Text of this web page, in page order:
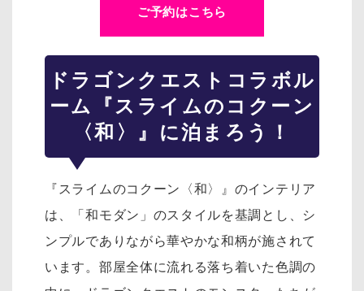
ご予約はこちら
ドラゴンクエスト コラボル
ーム
『スライムのコクーン
〈和〉』 に泊まろう！
『スライムのコクーン〈和〉』のインテリア
は、「和モダン」のスタイルを基調とし、シ
ンプルでありながら華やかな和柄が施されて
います。部屋全体に流れる落ち着いた色調の